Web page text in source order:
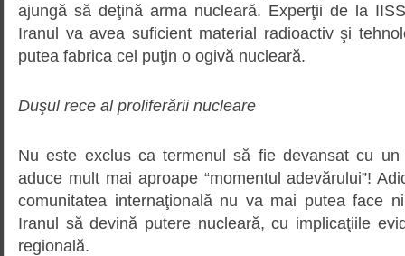
ajungă să deţină arma nucleară. Experţii de la
Iranul va avea suficient material radioactiv şi
putea fabrica cel puţin o ogivă nucleară.
Duşul rece al proliferării nucleare
Nu este exclus ca termenul să fie devansat cu
aduce mult mai aproape “momentul adevărului”!
comunitatea internaţională nu va mai putea face
Iranul să devină putere nucleară, cu implicaţiile
regională.